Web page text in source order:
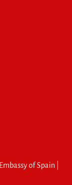
of Spain |